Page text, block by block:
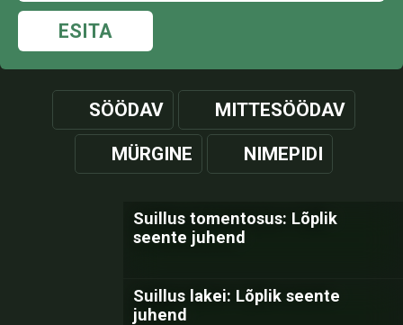
ESITA
SÖÖDAV MITTESÖÖDAV
MÜRGINE NIMEPIDI
Suillus tomentosus: Lõplik
seente juhend
Suillus lakei: Lõplik seente
juhend